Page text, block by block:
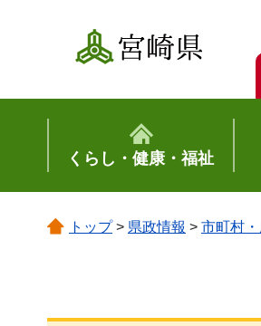
宮崎県
くらし・健康・福祉
トップ> 県政情報 > 市町村